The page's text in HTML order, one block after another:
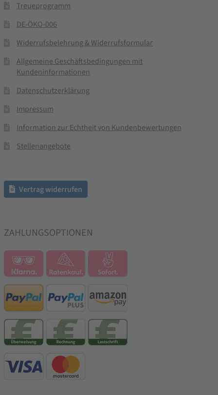
Treueprogramm
DE-ÖKO-006
Widerrufsbelehrung & Widerrufsformular
Allgemeine Geschäftsbedingungen mit
Kundeninformationen
Datenschutzerklärung
Impressum
Information zur Echtheit von Kundenbewertungen
Stellenangebote
Vertrag widerrufen
ZAHLUNGSOPTIONEN